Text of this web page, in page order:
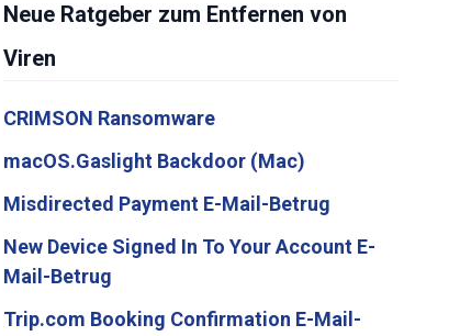
Neue Ratgeber zum Entfernen von
Viren
CRIMSON Ransomware
macOS.Gaslight Backdoor (Mac)
Misdirected Payment E-Mail-Betrug
New Device Signed In To Your Account E-
Mail-Betrug
Trip.com Booking Confirmation E-Mail-